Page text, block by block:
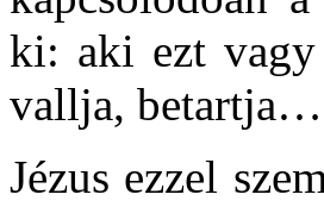
ki: aki ezt vagy
vallja, betartja…
Jézus ezzel